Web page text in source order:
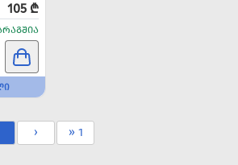
105 ₾
› » 1